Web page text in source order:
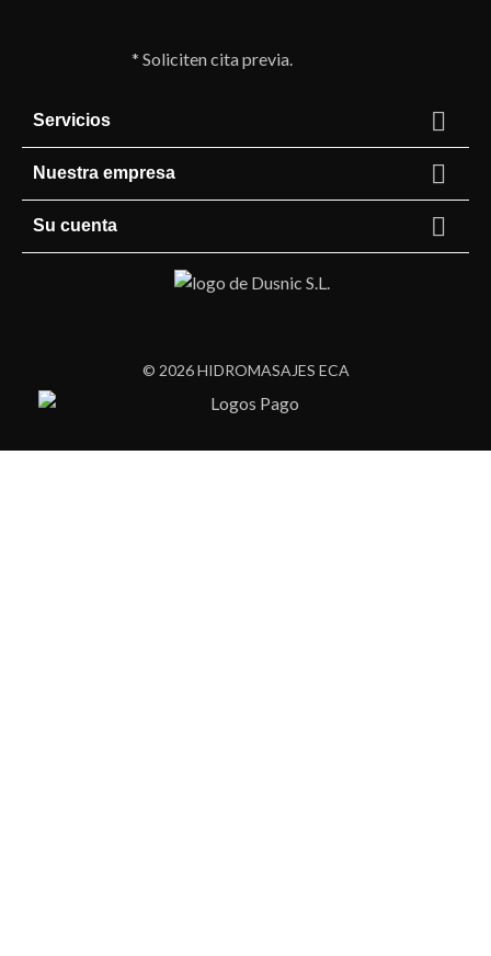
* Soliciten cita previa.
Servicios 
Nuestra empresa 
Su cuenta 
© 2026 HIDROMASAJES ECA